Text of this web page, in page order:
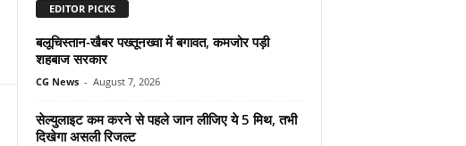
EDITOR PICKS
बलूचिस्तान-खैबर पख्तूनख्वा में बगावत, कमजोर पड़ी
शहबाज सरकार
CG News - August 7, 2026
सेल्युलाइट कम करने से पहले जान लीजिए ये 5 मिथ, तभी
दिखेगा असली रिजल्ट